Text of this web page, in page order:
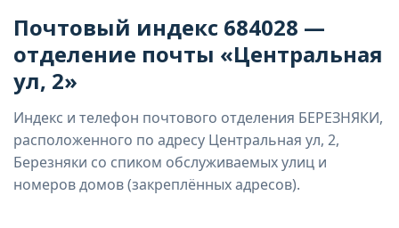
Почтовый индекс 684028 —
отделение почты «Центральная
ул, 2»
Индекс и телефон почтового отделения БЕРЕЗНЯКИ,
расположенного по адресу Центральная ул, 2,
Березняки со спиком обслуживаемых улиц и
номеров домов (закреплённых адресов).